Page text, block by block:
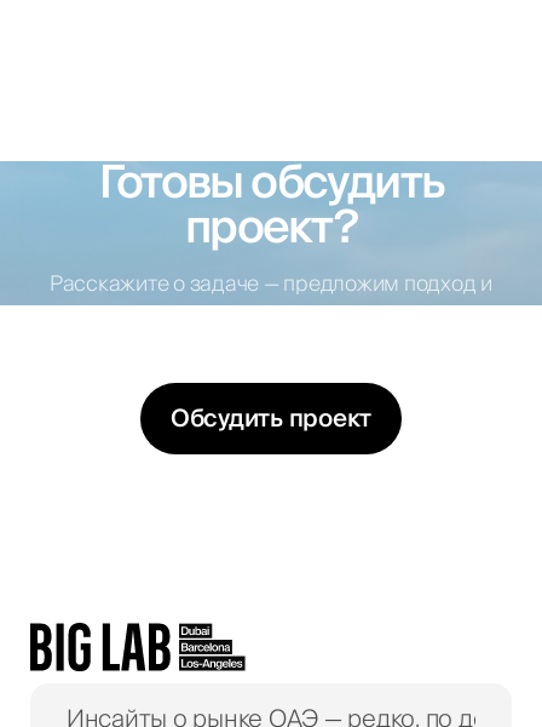
Готовы обсудить
проект?
Расскажите о задаче — предложим подход и
варианты решений
Обсудить проект